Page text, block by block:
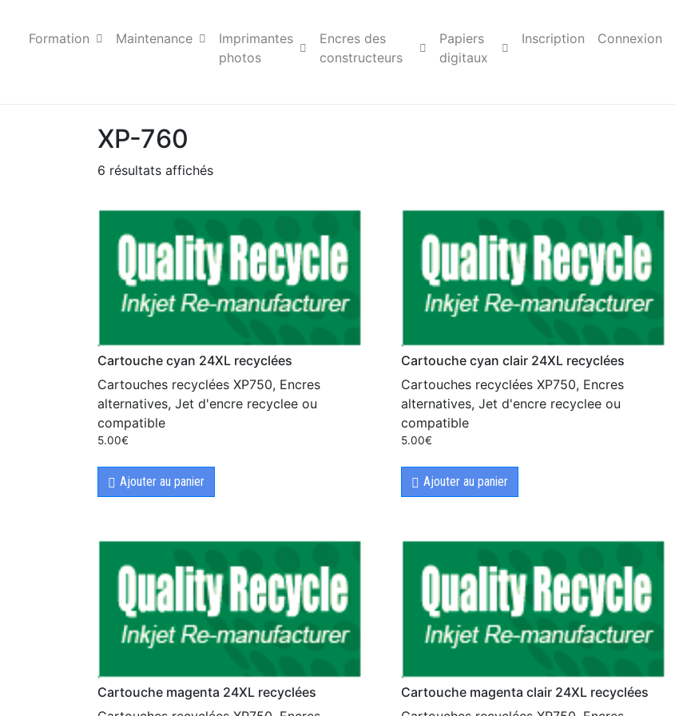
Formation Maintenance
Imprimantes
photos
Encres des
constructeurs
Papiers
digitaux
Inscription Connexion
XP-760
6 résultats affichés
Cartouche cyan 24XL recyclées
Cartouches recyclées XP750, Encres
alternatives, Jet d'encre recyclee ou
compatible
5.00€
Ajouter au panier
Cartouche cyan clair 24XL recyclées
Cartouches recyclées XP750, Encres
alternatives, Jet d'encre recyclee ou
compatible
5.00€
Ajouter au panier
Cartouche magenta 24XL recyclées
Cartouche magenta clair 24XL recyclées